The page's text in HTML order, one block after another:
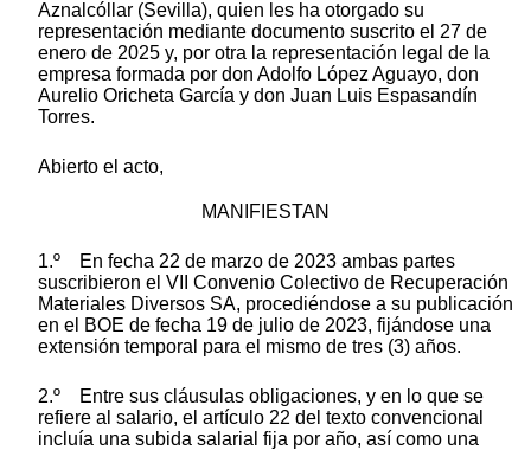
Aznalcóllar (Sevilla), quien les ha otorgado su
representación mediante documento suscrito el 27 de
enero de 2025 y, por otra la representación legal de la
empresa formada por don Adolfo López Aguayo, don
Aurelio Oricheta García y don Juan Luis Espasandín
Torres.
Abierto el acto,
MANIFIESTAN
1.º En fecha 22 de marzo de 2023 ambas partes
suscribieron el VII Convenio Colectivo de Recuperación
Materiales Diversos SA, procediéndose a su publicación
en el BOE de fecha 19 de julio de 2023, fijándose una
extensión temporal para el mismo de tres (3) años.
2.º Entre sus cláusulas obligaciones, y en lo que se
refiere al salario, el artículo 22 del texto convencional
incluía una subida salarial fija por año, así como una